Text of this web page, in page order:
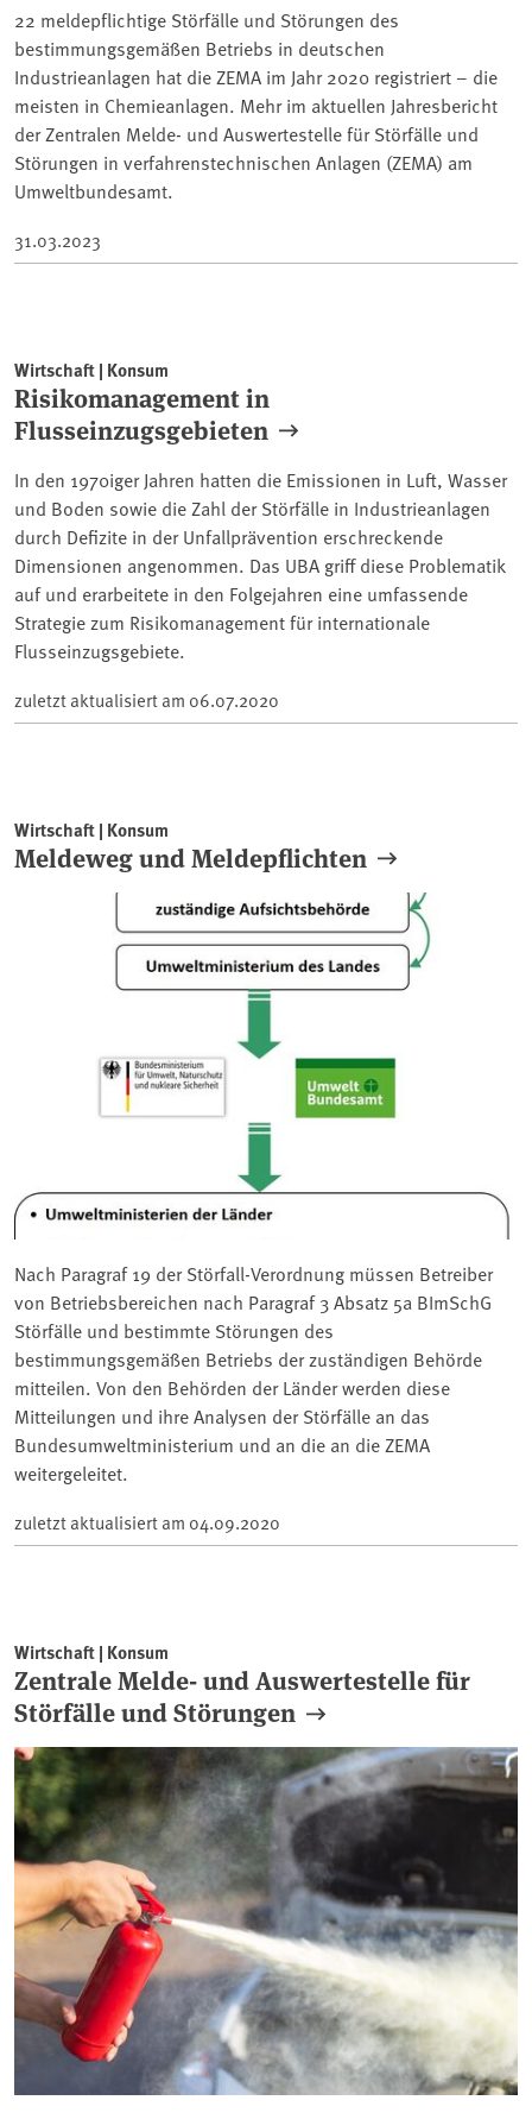
22 meldepflichtige Störfälle und Störungen des
bestimmungsgemäßen Betriebs in deutschen
Industrieanlagen hat die ZEMA im Jahr 2020 registriert – die
meisten in Chemieanlagen. Mehr im aktuellen Jahresbericht
der Zentralen Melde- und Auswertestelle für Störfälle und
Störungen in verfahrenstechnischen Anlagen (ZEMA) am
Umweltbundesamt.
31.03.2023
Wirtschaft | Konsum
Risikomanagement in
Flusseinzugsgebieten
In den 1970iger Jahren hatten die Emissionen in Luft, Wasser
und Boden sowie die Zahl der Störfälle in Industrieanlagen
durch Defizite in der Unfallprävention erschreckende
Dimensionen angenommen. Das UBA griff diese Problematik
auf und erarbeitete in den Folgejahren eine umfassende
Strategie zum Risikomanagement für internationale
Flusseinzugsgebiete.
zuletzt aktualisiert am 06.07.2020
Wirtschaft | Konsum
Meldeweg und Meldepflichten
Nach Paragraf 19 der Störfall-Verordnung müssen Betreiber
von Betriebsbereichen nach Paragraf 3 Absatz 5a BImSchG
Störfälle und bestimmte Störungen des
bestimmungsgemäßen Betriebs der zuständigen Behörde
mitteilen. Von den Behörden der Länder werden diese
Mitteilungen und ihre Analysen der Störfälle an das
Bundesumweltministerium und an die an die ZEMA
weitergeleitet.
zuletzt aktualisiert am 04.09.2020
Wirtschaft | Konsum
Zentrale Melde- und Auswertestelle für
Störfälle und Störungen